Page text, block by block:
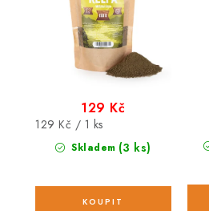
Skladem (3 ks)
129 Kč
Měrná
cena:
129 Kč / 1 ks